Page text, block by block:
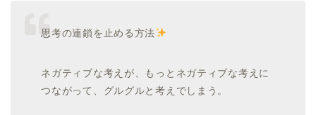
思考の連鎖を止める方法
ネガティブな考えが、もっとネガティブな考えに
つながって、グルグルと考えでしまう。